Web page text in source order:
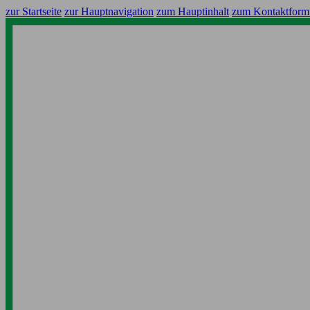
zur Startseite zur Hauptnavigation zum Hauptinhalt zum